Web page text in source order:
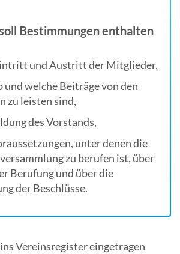
Bestimmungen enthalten
und Austritt der Mitglieder,
und welche Beiträge von den
zu leisten sind,
des Vorstands,
unter denen die
zu berufen ist, über
Berufung und über die
der Beschlüsse.
Vereinsregister eingetragen